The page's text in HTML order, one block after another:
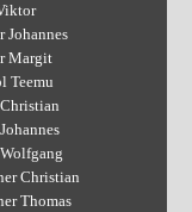
Johannes
Margit
Teemu
Christian
Thomas